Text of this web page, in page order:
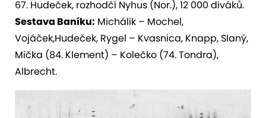
67. Hudeček, rozhodčí Nyhus (Nor.), 12 000 diváků.
Sestava Baníku: Michálik – Mochel,
Vojáček,Hudeček, Rygel – Kvasnica, Knapp, Slaný,
Mička (84. Klement) – Kolečko (74. Tondra),
Albrecht.